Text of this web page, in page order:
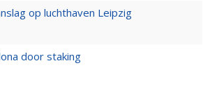
op luchthaven Leipzig
door staking